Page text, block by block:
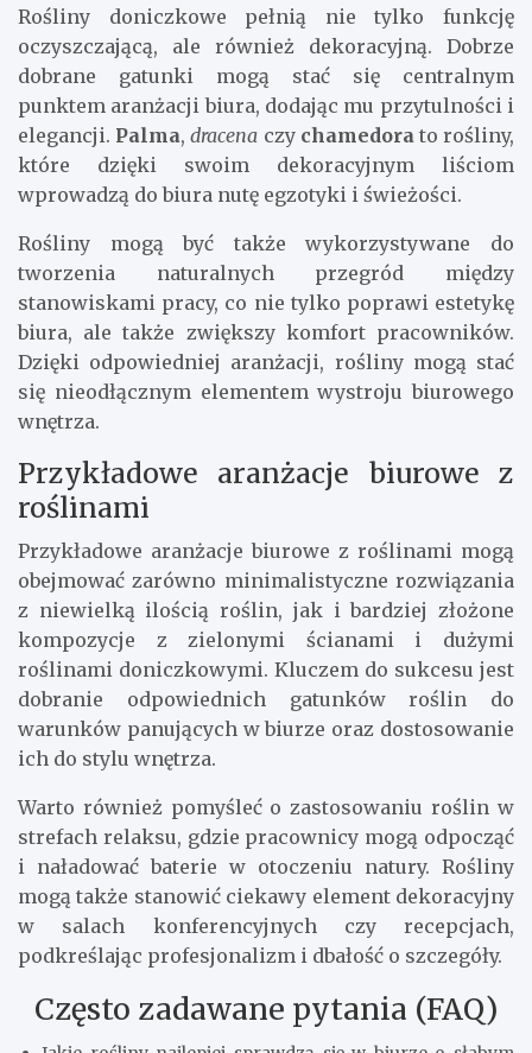
Rośliny doniczkowe pełnią nie tylko funkcję
oczyszczającą, ale również dekoracyjną. Dobrze
dobrane gatunki mogą stać się centralnym
punktem aranżacji biura, dodając mu przytulności i
elegancji. Palma,dracena czy chamedora to rośliny,
które dzięki swoim dekoracyjnym liściom
wprowadzą do biura nutę egzotyki i świeżości.
Rośliny mogą być także wykorzystywane do
tworzenia naturalnych przegród między
stanowiskami pracy, co nie tylko poprawi estetykę
biura, ale także zwiększy komfort pracowników.
Dzięki odpowiedniej aranżacji, rośliny mogą stać
się nieodłącznym elementem wystroju biurowego
wnętrza.
Przykładowe aranżacje biurowe z
roślinami
Przykładowe aranżacje biurowe z roślinami mogą
obejmować zarówno minimalistyczne rozwiązania
z niewielką ilością roślin, jak i bardziej złożone
kompozycje z zielonymi ścianami i dużymi
roślinami doniczkowymi. Kluczem do sukcesu jest
dobranie odpowiednich gatunków roślin do
warunków panujących w biurze oraz dostosowanie
ich do stylu wnętrza.
Warto również pomyśleć o zastosowaniu roślin w
strefach relaksu, gdzie pracownicy mogą odpocząć
i naładować baterie w otoczeniu natury. Rośliny
mogą także stanowić ciekawy element dekoracyjny
w salach konferencyjnych czy recepcjach,
podkreślając profesjonalizm i dbałość o szczegóły.
Często zadawane pytania (FAQ)